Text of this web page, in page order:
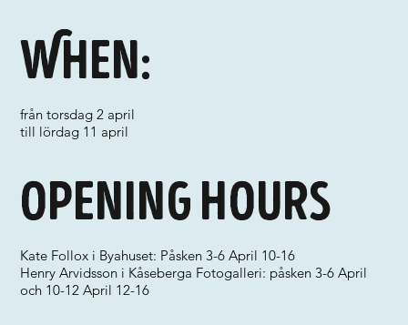
When:
från torsdag 2 april
till lördag 11 april
Opening hours
Kate Follox i Byahuset: Påsken 3-6 April 10-16
Henry Arvidsson i Kåseberga Fotogalleri: påsken 3-6 April
och 10-12 April 12-16